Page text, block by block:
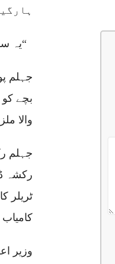
“یہ
بچے کو
والا
جہلم
رکشہ
ٹریلر
کامیاب
وزیر